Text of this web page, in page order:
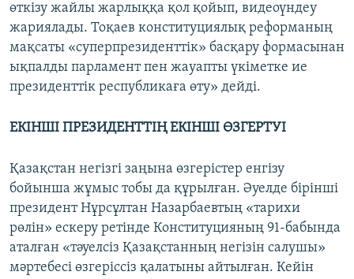
өткізу жайлы жарлыққа қол қойып, видеоүндеу
жариялады. Тоқаев конституциялық реформаның
мақсаты «суперпрезиденттік» басқару формасынан
ықпалды парламент пен жауапты үкіметке ие
президенттік республикаға өту» дейді.
ЕКІНШІ ПРЕЗИДЕНТТІҢ ЕКІНШІ ӨЗГЕРТУІ
Қазақстан негізгі заңына өзгерістер енгізу
бойынша жұмыс тобы да құрылған. Әуелде бірінші
президент Нұрсұлтан Назарбаевтың «тарихи
рөлін» ескеру ретінде Конституцияның 91-бабында
аталған «тәуелсіз Қазақстанның негізін салушы»
мәртебесі өзгеріссіз қалатыны айтылған. Кейін